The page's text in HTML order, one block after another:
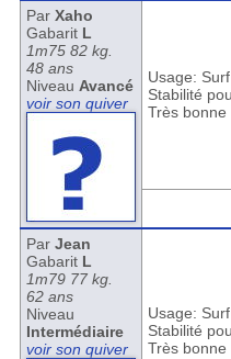
Par Xaho
Gabarit L
1m75 82 kg.
48 ans
Niveau Avancé
voir son quiver
Usage:
Stabilité
Très bonne
Par Jean
Gabarit L
1m79 77 kg.
62 ans
Niveau
Intermédiaire
voir son quiver
Usage:
Stabilité
Très bonne